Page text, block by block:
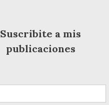
Suscribite a mis
publicaciones